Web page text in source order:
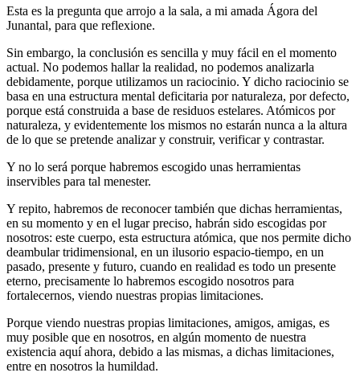
Esta es la pregunta que arrojo a la sala, a mi amada Ágora del
Junantal, para que reflexione.
Sin embargo, la conclusión es sencilla y muy fácil en el momento
actual. No podemos hallar la realidad, no podemos analizarla
debidamente, porque utilizamos un raciocinio. Y dicho raciocinio se
basa en una estructura mental deficitaria por naturaleza, por defecto,
porque está construida a base de residuos estelares. Atómicos por
naturaleza, y evidentemente los mismos no estarán nunca a la altura
de lo que se pretende analizar y construir, verificar y contrastar.
Y no lo será porque habremos escogido unas herramientas
inservibles para tal menester.
Y repito, habremos de reconocer también que dichas herramientas,
en su momento y en el lugar preciso, habrán sido escogidas por
nosotros: este cuerpo, esta estructura atómica, que nos permite dicho
deambular tridimensional, en un ilusorio espacio-tiempo, en un
pasado, presente y futuro, cuando en realidad es todo un presente
eterno, precisamente lo habremos escogido nosotros para
fortalecernos, viendo nuestras propias limitaciones.
Porque viendo nuestras propias limitaciones, amigos, amigas, es
muy posible que en nosotros, en algún momento de nuestra
existencia aquí ahora, debido a las mismas, a dichas limitaciones,
entre en nosotros la humildad.